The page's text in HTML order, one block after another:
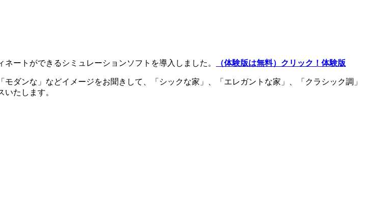
ートができるシミュレーションソフトを導入しました。 （体験版は無料）クリック！体験版
ンな」などイメージをお聞きして、「シックな家」、「エレガントな家」、「クラシック調」
たします。